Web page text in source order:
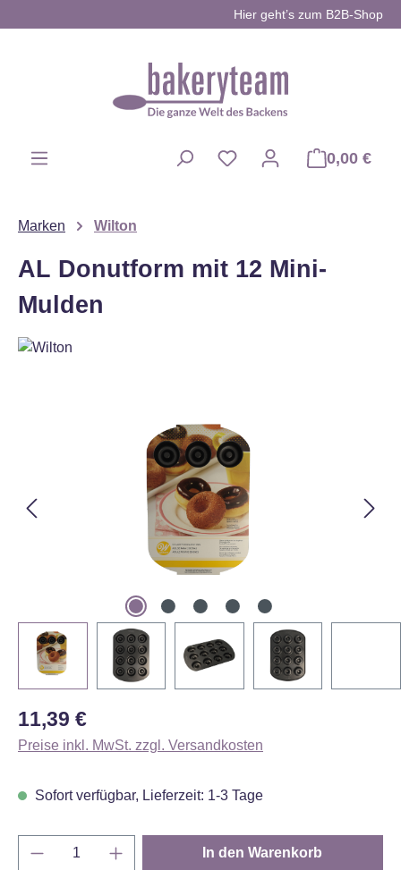
Hier geht’s zum B2B-Shop
0,00 €
Marken Wilton
AL Donutform mit 12 Mini-
Mulden
Regulärer Preis:
11,39 €
Preise inkl. MwSt. zzgl. Versandkosten
Sofort verfügbar, Lieferzeit: 1-3 Tage
Produkt Anzahl: Gib den gewünschten
In den Warenkorb